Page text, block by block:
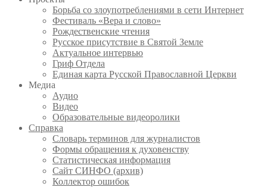
Борьба со злоупотреблениями в сети Интернет
Фестиваль «Вера и слово»
Рождественские чтения
Русское присутствие в Святой Земле
Актуальное интервью
Гриф Отдела
Единая карта Русской Православной Церкви
Медиа
Аудио
Видео
Образовательные видеоролики
Справка
Словарь терминов для журналистов
Формы обращения к духовенству
Статистическая информация
Сайт СИНФО (архив)
Коллектор ошибок